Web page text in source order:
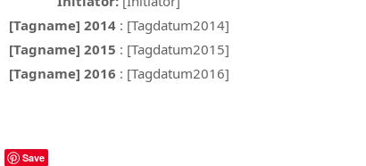
[Tagname] 2014 : [Tagdatum2014]
[Tagname] 2015 : [Tagdatum2015]
[Tagname] 2016 : [Tagdatum2016]
Save